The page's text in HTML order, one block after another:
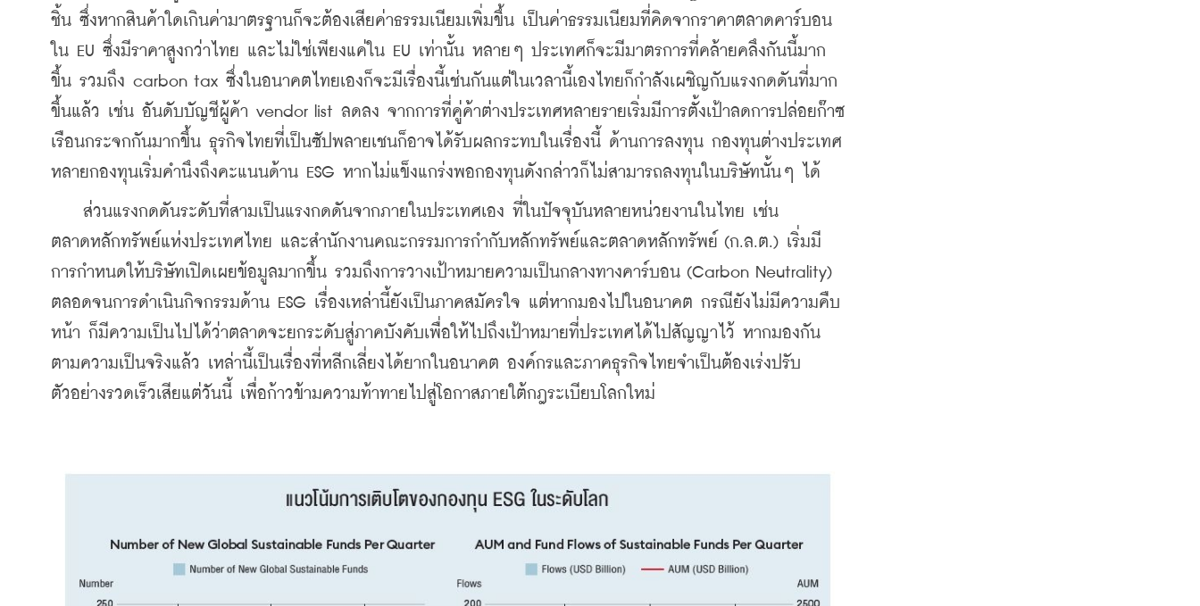
ชิ้น ซึ่งหากสินค้าใดเกินค่ามาตรฐานก็จะต้องเสียค่าธรรมเนียมเพิ่มขึ้น เป็นค่าธรรมเนียมที่คิดจากราคาตลาดคาร์บอน
ใน EU ซึ่งมีราคาสูงกว่าไทย และไม่ใช่เพียงแค่ใน EU เท่านั้น หลายๆ ประเทศก็จะมีมาตรการที่คล้ายคลึงกันนี้มาก
ขึ้น รวมถึง carbon tax ซึ่งในอนาคตไทยเองก็จะมีเรื่องนี้เช่นกันแต่ในเวลานี้เองไทยก็กำลังเผชิญกับแรงกดดันที่มาก
ขึ้นแล้ว เช่น อันดับบัญชีผู้ค้า vendor list ลดลง จากการที่คู่ค้าต่างประเทศหลายรายเริ่มมีการตั้งเป้าลดการปล่อยก๊าซ
เรือนกระจกกันมากขึ้น ธุรกิจไทยที่เป็นซัปพลายเชนก็อาจได้รับผลกระทบในเรื่องนี้ ด้านการลงทุน กองทุนต่างประเทศ
หลายกองทุนเริ่มคำนึงถึงคะแนนด้าน ESG หากไม่แข็งแกร่งพอกองทุนดังกล่าวก็ไม่สามารถลงทุนในบริษัทนั้นๆ ได้
ส่วนแรงกดดันระดับที่สามเป็นแรงกดดันจากภายในประเทศเอง ที่ในปัจจุบันหลายหน่วยงานในไทย เช่น
ตลาดหลักทรัพย์แห่งประเทศไทย และสำนักงานคณะกรรมการกำกับหลักทรัพย์และตลาดหลักทรัพย์ (ก.ล.ต.) เริ่มมี
การกำหนดให้บริษัทเปิดเผยข้อมูลมากขึ้น รวมถึงการวางเป้าหมายความเป็นกลางทางคาร์บอน (Carbon Neutrality)
ตลอดจนการดำเนินกิจกรรมด้าน ESG เรื่องเหล่านี้ยังเป็นภาคสมัครใจ แต่หากมองไปในอนาคต กรณียังไม่มีความคืบ
หน้า ก็มีความเป็นไปได้ว่าตลาดจะยกระดับสู่ภาคบังคับเพื่อให้ไปถึงเป้าหมายที่ประเทศได้ไปสัญญาไว้ หากมองกัน
ตามความเป็นจริงแล้ว เหล่านี้เป็นเรื่องที่หลีกเลี่ยงได้ยากในอนาคต องค์กรและภาคธุรกิจไทยจำเป็นต้องเร่งปรับ
ตัวอย่างรวดเร็วเสียแต่วันนี้ เพื่อก้าวข้ามความท้าทายไปสู่โอกาสภายใต้กฎระเบียบโลกใหม่